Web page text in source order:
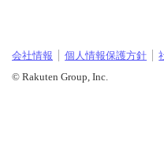
会社情報 個人情報保護方針
© Rakuten Group, Inc.